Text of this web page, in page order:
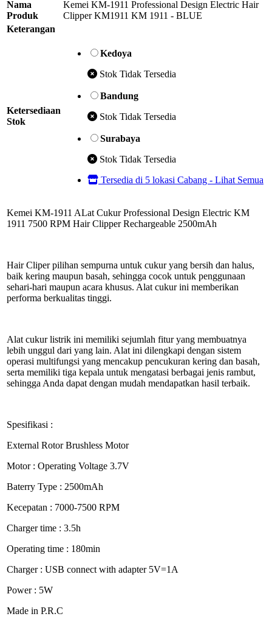
Nama
Produk
Kemei KM-1911 Professional Design Electric Hair
Clipper KM1911 KM 1911 - BLUE
Keterangan
Ketersediaan
Stok
Kedoya
Stok Tidak Tersedia
Bandung
Stok Tidak Tersedia
Surabaya
Stok Tidak Tersedia
Tersedia di 5 lokasi Cabang - Lihat Semua
Kemei KM-1911 ALat Cukur Professional Design Electric KM
1911 7500 RPM Hair Clipper Rechargeable 2500mAh
Hair Cliper pilihan sempurna untuk cukur yang bersih dan halus,
baik kering maupun basah, sehingga cocok untuk penggunaan
sehari-hari maupun acara khusus. Alat cukur ini memberikan
performa berkualitas tinggi.
Alat cukur listrik ini memiliki sejumlah fitur yang membuatnya
lebih unggul dari yang lain. Alat ini dilengkapi dengan sistem
operasi multifungsi yang mencakup pencukuran kering dan basah,
serta memiliki tiga kepala untuk mengatasi berbagai jenis rambut,
sehingga Anda dapat dengan mudah mendapatkan hasil terbaik.
Spesifikasi :
External Rotor Brushless Motor
Motor : Operating Voltage 3.7V
Baterry Type : 2500mAh
Kecepatan : 7000-7500 RPM
Charger time : 3.5h
Operating time : 180min
Charger : USB connect with adapter 5V=1A
Power : 5W
Made in P.R.C